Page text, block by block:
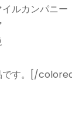
ルカンパニー
です。[/